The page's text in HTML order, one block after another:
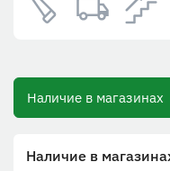
Наличие в магазинах
Наличие в